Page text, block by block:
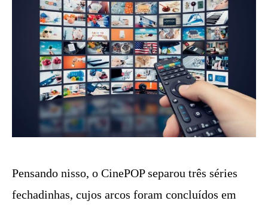
Pensando nisso, o CinePOP separou três séries
fechadinhas, cujos arcos foram concluídos em